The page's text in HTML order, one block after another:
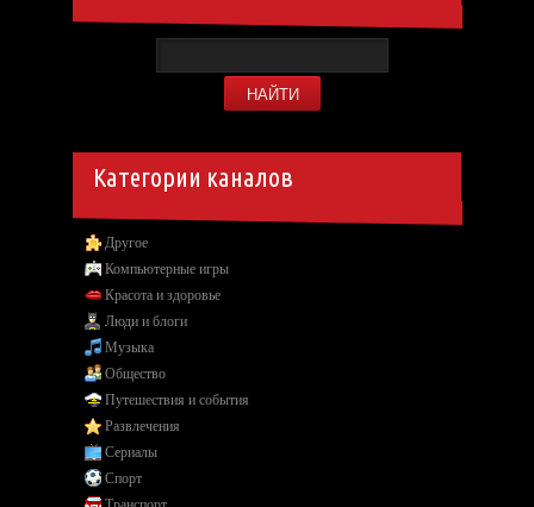
Категории каналов
Другое
Компьютерные игры
Красота и здоровье
Люди и блоги
Музыка
Общество
Путешествия и события
Развлечения
Сериалы
Спорт